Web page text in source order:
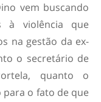
vem buscando
à violência que
na gestão da ex-
o secretário de
quanto o
o fato de que